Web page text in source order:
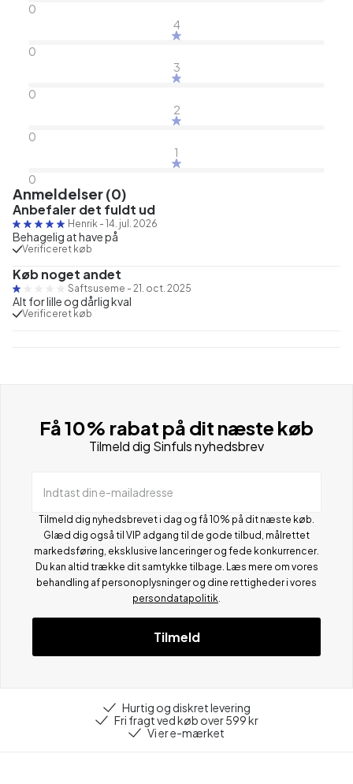
0
4
0
3
0
2
0
1
0
Anmeldelser (0)
Anbefaler det fuldt ud
Henrik - 14. jul. 2026
Behagelig at have på
Verificeret køb
Køb noget andet
Saftsuseme - 21. oct. 2025
Alt for lille og dårlig kval
Verificeret køb
Få 10% rabat på dit næste køb
Tilmeld dig Sinfuls nyhedsbrev
Indtast din e-mailadresse
Tilmeld dig nyhedsbrevet i dag og få 10% på dit næste køb.
Glæd dig også til VIP adgang til de gode tilbud, målrettet
markedsføring, eksklusive lanceringer og fede konkurrencer.
Du kan altid trække dit samtykke tilbage. Læs mere om vores
behandling af personoplysninger og dine rettigheder i vores
persondatapolitik
Tilmeld
Hurtig og diskret levering
Fri fragt ved køb over 599 kr
Vi er e-mærket